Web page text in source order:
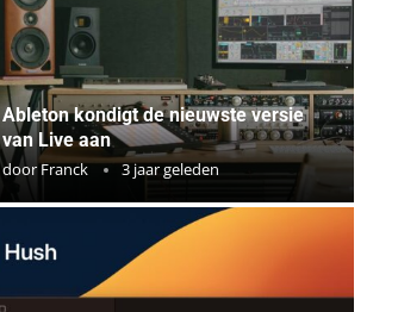
Ableton kondigt de nieuwste versie
van Live aan
doorFranck 3 jaar geleden